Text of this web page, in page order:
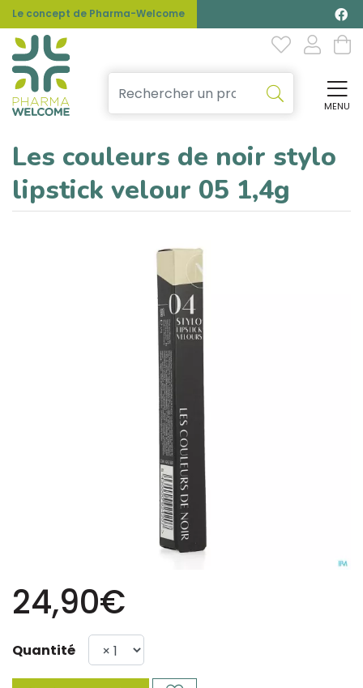
Le concept de Pharma-Welcome
MENU
Les couleurs de noir stylo
lipstick velour 05 1,4g
24,90€
Quantité